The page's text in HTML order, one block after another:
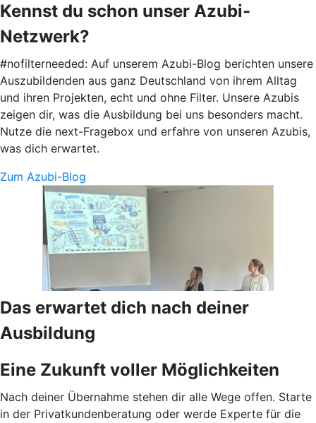
Kennst du schon unser Azubi-
Netzwerk?
#nofilterneeded: Auf unserem Azubi-Blog berichten unsere
Auszubildenden aus ganz Deutschland von ihrem Alltag
und ihren Projekten, echt und ohne Filter. Unsere Azubis
zeigen dir, was die Ausbildung bei uns besonders macht.
Nutze die next-Fragebox und erfahre von unseren Azubis,
was dich erwartet.
Zum Azubi-Blog
Das erwartet dich nach deiner
Ausbildung
Eine Zukunft voller Möglichkeiten
Nach deiner Übernahme stehen dir alle Wege offen. Starte
in der Privatkundenberatung oder werde Experte für die